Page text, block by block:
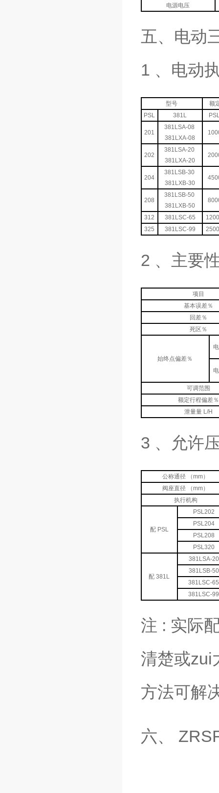
电源电压
五、电动
1 、电动
型号
额
PSL
381L
201
381LSA-08
381LXA-08
202
381LSA-20
381LXA-20
204
381LSB-30
381LXB-30
208
381LSB-50
381LXB-50
312 381LSC-65
325
381LSC-99
2 、主要
项目
基本误差％
回差％
死区％
始终点偏差％
可调范围
额定行程偏差％
泄量量 L/H
3 、允许
公称通径 （mm）
阀座直径 （mm）
执行机构
配 PSL
PSL202
PSL204
PSL208
PSL320
配 381L
381LSA-20
381LSB-50
381LSC-65
381LSC-99
注 : 实际
清楚或zui
方法可解
六、